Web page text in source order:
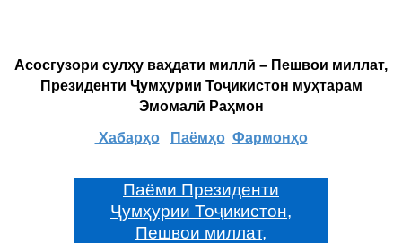
Асосгузори сулҳу ваҳдати миллӣ – Пешвои миллат,
Президенти Ҷумҳурии Тоҷикистон муҳтарам
Эмомалӣ Раҳмон
Хабарҳо Паёмҳо Фармонҳо
Паёми Президенти
Ҷумҳурии Тоҷикистон,
Пешвои миллат,